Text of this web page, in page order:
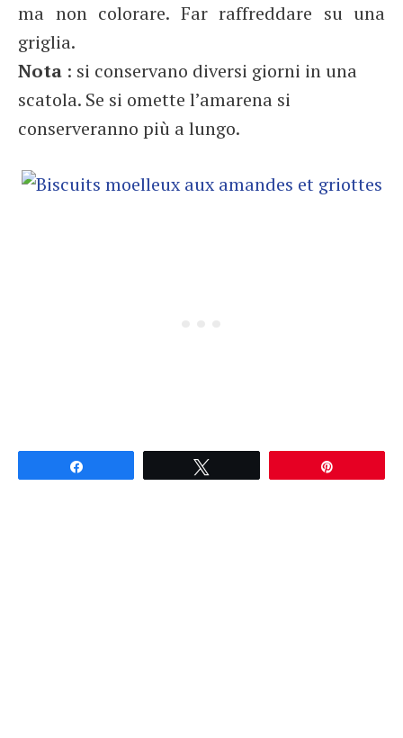
ma non colorare. Far raffreddare su una
griglia.
Nota : si conservano diversi giorni in una
scatola. Se si omette l’amarena si
conserveranno più a lungo.